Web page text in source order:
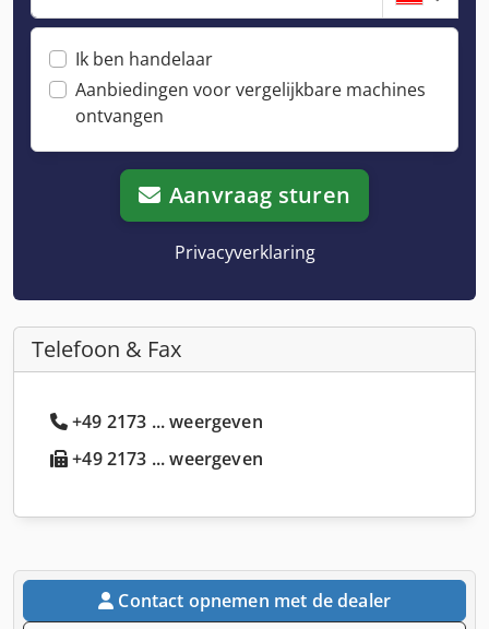
Ik ben handelaar
Aanbiedingen voor vergelijkbare machines
ontvangen
Aanvraag sturen
Privacyverklaring
Telefoon & Fax
+49 2173 ... weergeven
+49 2173 ... weergeven
Contact opnemen met de dealer